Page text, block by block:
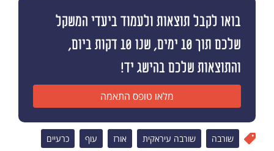
בואו לקבל תוצאות ולעמוד ביעדי המשקל
שלכם תוך 10 ימים, שנו 10 דקות ביום,
והתוצאות שלכם בהישג יד!
מלאו טופס התאמה
שורבה שורבה עיראקית אורז עוף כרעיים